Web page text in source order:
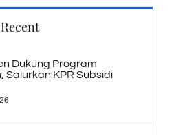
Recent
Dukung Program
Salurkan KPR Subsidi